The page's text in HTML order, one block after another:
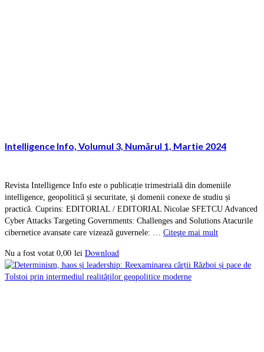
Intelligence Info, Volumul 3, Numărul 1, Martie 2024
Revista Intelligence Info este o publicație trimestrială din domeniile
intelligence, geopolitică și securitate, și domenii conexe de studiu și
practică. Cuprins: EDITORIAL / EDITORIAL Nicolae SFETCU Advanced
Cyber Attacks Targeting Governments: Challenges and Solutions Atacurile
cibernetice avansate care vizează guvernele: … Citeşte mai mult
Nu a fost votat 0,00 lei Download